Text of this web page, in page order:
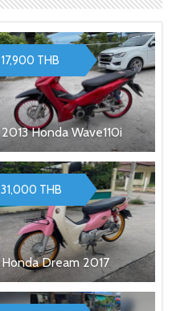
2013 Honda Wave110i
17,900 THB
Honda Dream 2017
31,000 THB